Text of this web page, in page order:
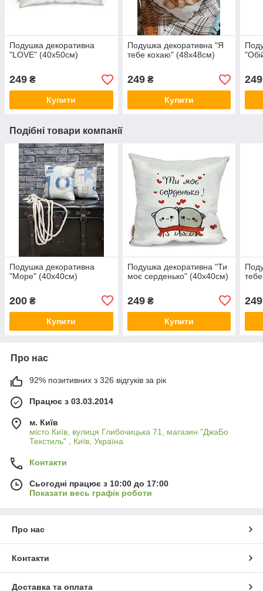
Подушка декоративна
"LOVE" (40х50см)
249 ₴
Купити
Подушка декоративна "Я
тебе кохаю" (48х48см)
249₴
Купити
249
Подібні товари компанії
Подушка декоративна
"Море" (40х40см)
200 ₴
Купити
Подушка декоративна "Ти
моє серденько" (40х40см)
249₴
Купити
249
Про нас
92% позитивних з 326 відгуків за рік
Працює з 03.03.2014
м. Київ
місто Київ, вулиця Глибочицька 71, магазин "ДжаБо
Текстиль" , Київ, Україна
Контакти
Сьогодні працює з 10:00 до 17:00
Показати весь графік роботи
Про нас
Контакти
Доставка та оплата